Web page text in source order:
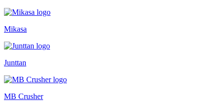
Mikasa
Junttan
MB Crusher